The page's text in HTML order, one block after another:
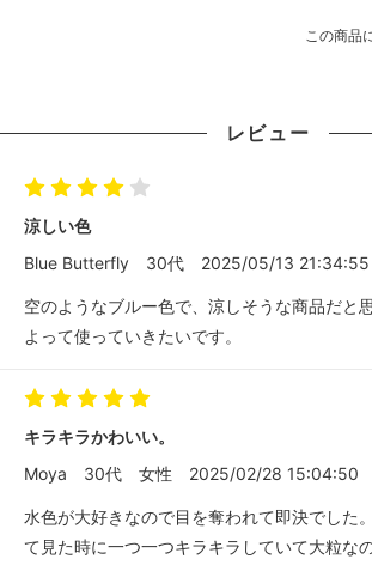
この商品
レビュー
涼しい色
Blue Butterfly
30代 2025/05/13 21:34:55
空のようなブルー色で、涼しそうな商品だと
よって使っていきたいです。
キラキラかわいい。
Moya
30代 女性 2025/02/28 15:04:50
水色が大好きなので目を奪われて即決でした
て見た時に一つ一つキラキラしていて大粒な